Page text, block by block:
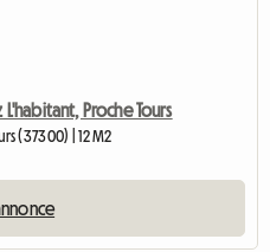
Proche Tours
(37300) | 12 M2